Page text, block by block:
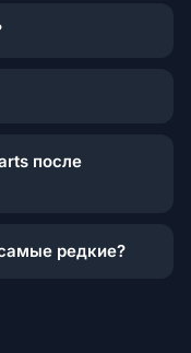
после
редкие?